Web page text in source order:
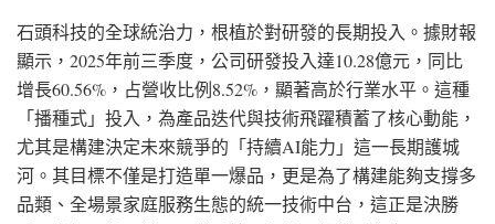
石頭科技的全球統治力，根植於對研發的長期投入。據財報
顯示，2025年前三季度，公司研發投入達10.28億元，同比
增長60.56%，占營收比例8.52%，顯著高於行業水平。這種
「播種式」投入，為產品迭代與技術飛躍積蓄了核心動能，
尤其是構建決定未來競爭的「持續AI能力」這一長期護城
河。其目標不僅是打造單一爆品，更是為了構建能夠支撐多
品類、全場景家庭服務生態的統一技術中台，這正是決勝